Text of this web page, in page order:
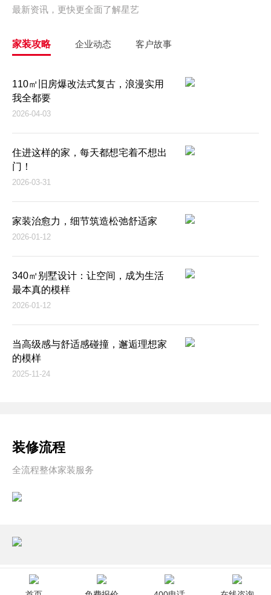
最新资讯，更快更全面了解星艺
家装攻略 企业动态 客户故事
110㎡旧房爆改法式复古，浪漫实用
我全都要
2026-04-03
住进这样的家，每天都想宅着不想出
门！
2026-03-31
家装治愈力，细节筑造松弛舒适家
2026-01-12
340㎡别墅设计：让空间，成为生活
最本真的模样
2026-01-12
当高级感与舒适感碰撞，邂逅理想家
的模样
2025-11-24
装修流程
全流程整体家装服务